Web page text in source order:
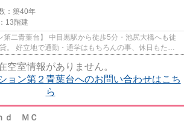
：築40年
13階建
第二青葉台】 中目黒駅から徒歩5分・池尻大橋へも徒
。 好立地で通勤・通学はもちろんの事、休日もたの
空室情報がありません。
ョン第２青葉台へのお問い合わせはこち
ら
ｄ ＭＣ